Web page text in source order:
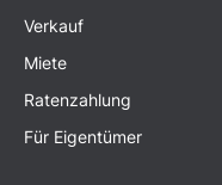
Verkauf
Miete
Ratenzahlung
Für Eigentümer